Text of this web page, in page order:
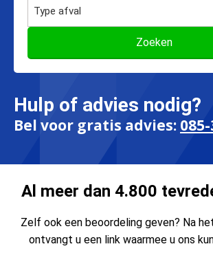
Hulp of advies nodig?
Bel voor gratis advies:
Al meer dan 4.800
Zelf ook een beoordeling geven? Na
ontvangt u een link waarmee u ons